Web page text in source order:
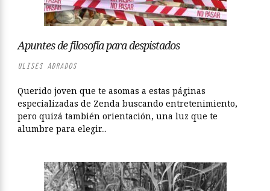
Apuntes de filosofía para despistados
ULISES ADRADOS
Querido joven que te asomas a estas páginas
especializadas de Zenda buscando entretenimiento,
pero quizá también orientación, una luz que te
alumbre para elegir...